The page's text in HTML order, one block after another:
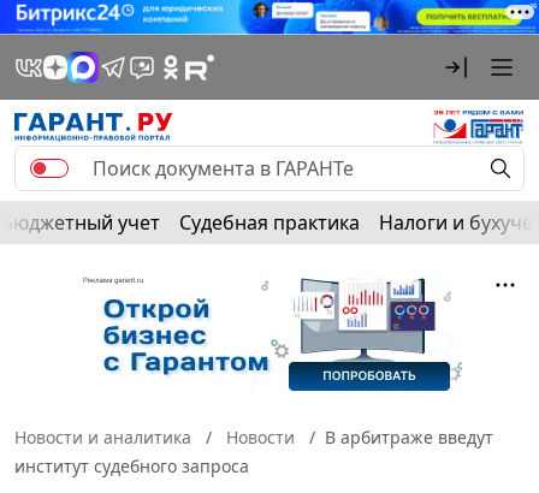
Бюджетный учет Судебная практика Налоги и
Новости и аналитика Новости
В арбитраже введут
институт судебного запроса